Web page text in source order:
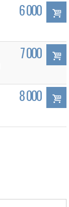
6 000
7 000
8 000